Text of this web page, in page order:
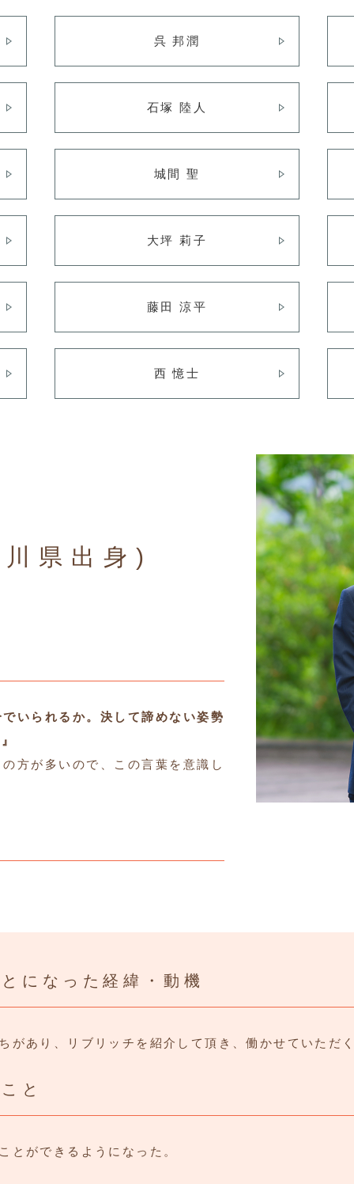
呉 邦潤
石塚 陸人
城間 聖
大坪 莉子
藤田 涼平
西 憶士
県出身)
いられるか。決して諦めない姿勢
方が多いので、この言葉を意識し
になった経緯・動機
があり、リブリッチを紹介して頂き、働かせていただ
と
とができるようになった。